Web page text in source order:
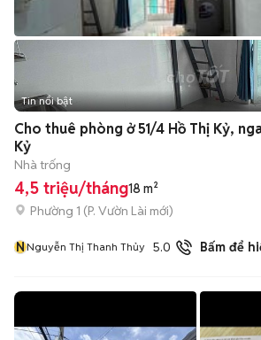
Tin nổi bật
Cho thuê phòng ở 51/4 Hồ Thị Kỷ,
Kỷ
Nhà trống
4,5 triệu/tháng18 m²
Phường 1 (P. Vườn Lài mới)
NNguyễn Thị Thanh Thủy 5.0 Bấm để